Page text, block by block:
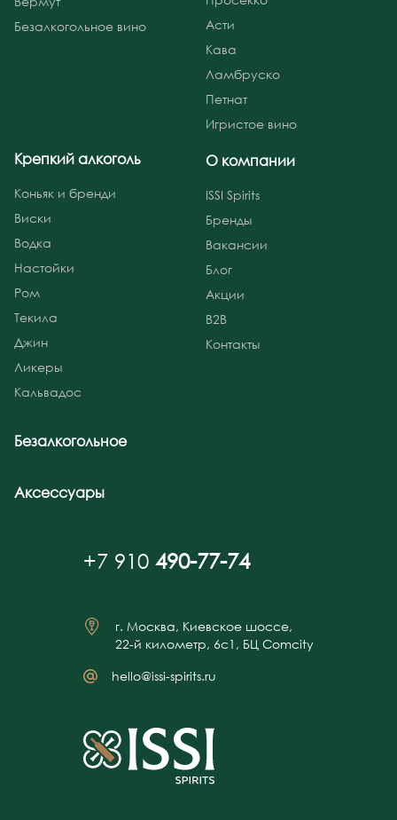
Безалкогольное вино
Асти
Кава
Ламбруско
Петнат
Игристое вино
Крепкий алкоголь
Коньяк и бренди
Виски
Водка
Настойки
Ром
Текила
Джин
Ликеры
Кальвадос
Безалкогольное
Аксессуары
О компании
ISSI Spirits
Бренды
Вакансии
Блог
Акции
B2B
Контакты
+7 910 490-77-74
г. Москва, Киевское шоссе,
22-й километр, 6с1, БЦ Comcity
hello@issi-spirits.ru